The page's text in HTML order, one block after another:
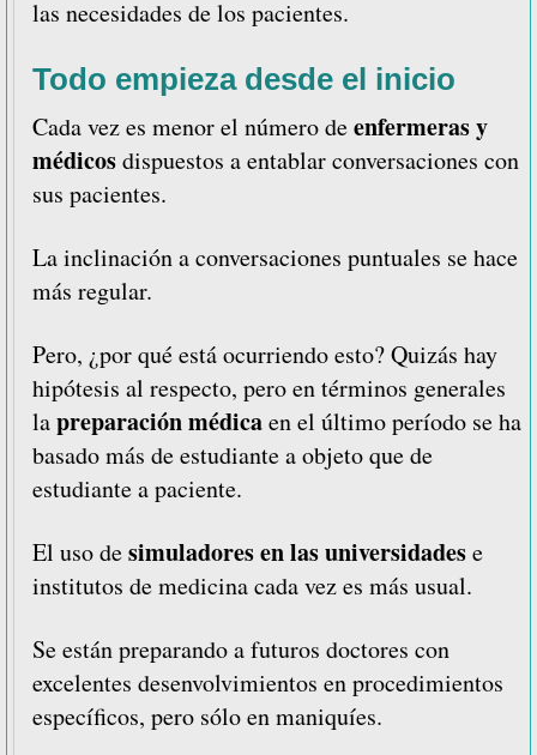
las necesidades de los pacientes.
Todo empieza desde el inicio
Cada vez es menor el número deenfermeras y
médicosdispuestos a entablar conversaciones con
sus pacientes.
La inclinación a conversaciones puntuales se hace
más regular.
Pero, ¿por qué está ocurriendo esto? Quizás hay
hipótesis al respecto, pero en términos generales
lapreparación médicaen el último período se ha
basado más de estudiante a objeto que de
estudiante a paciente.
El uso desimuladores en las universidadese
institutos de medicina cada vez es más usual.
Se están preparando a futuros doctores con
excelentes desenvolvimientos en procedimientos
específicos, pero sólo en maniquíes.